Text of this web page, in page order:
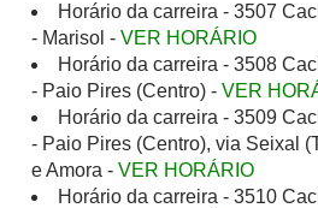
Horário da carreira - 3507
- Marisol - VER HORÁRIO
Horário da carreira - 3508
- Paio Pires (Centro) - VER
Horário da carreira - 3509
- Paio Pires (Centro), via Seixal
e Amora - VER HORÁRIO
Horário da carreira - 3510